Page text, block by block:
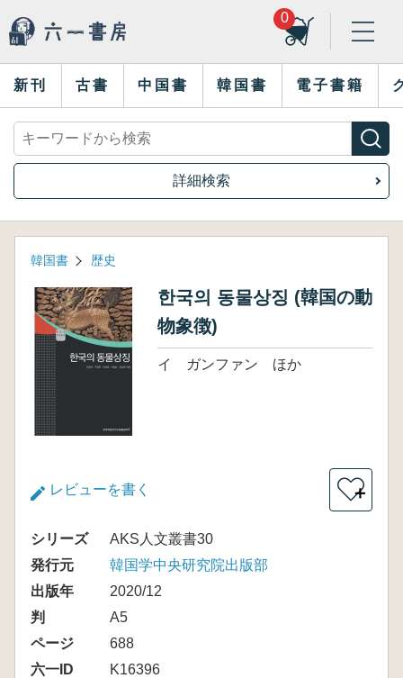
0
新刊 古書 中国書 韓国書 電子書籍
詳細検索
韓国書 歴史
한국의 동물상징 (韓国の動
物象徴)
イ ガンファン ほか
レビューを書く ＋
シリーズ
AKS人文叢書30
発行元
韓国学中央研究院出版部
出版年
2020/12
判
A5
ページ
688
六一ID
K16396